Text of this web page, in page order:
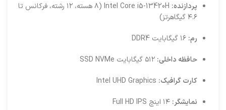
پردازنده:
Intel Core i5-13420H (۸ هسته، ۱۲ رشته، فرکانس تا
۴.۶ گیگاهرتز)
رم:
حافظه داخلی:
کارت گرافیک:
نمایشگر: